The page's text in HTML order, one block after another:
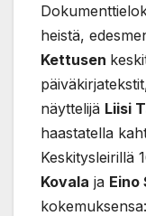
heistä,
Kettusen
näyttelijä Liisi
haastatella
Keskitysleirillä
Kovala ja Eino